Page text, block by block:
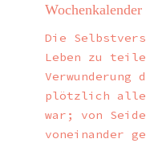
Wochenkalender
Die
Leben zu
Verwunderung
plötzlich
war; von
voneinander